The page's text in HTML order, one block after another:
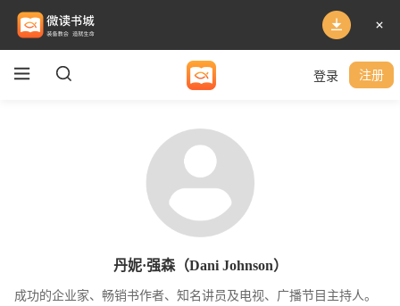
登录 注册
丹妮·强森（Dani Johnson）
成功的企业家、畅销书作者、知名讲员及电视、广播节目主持人。